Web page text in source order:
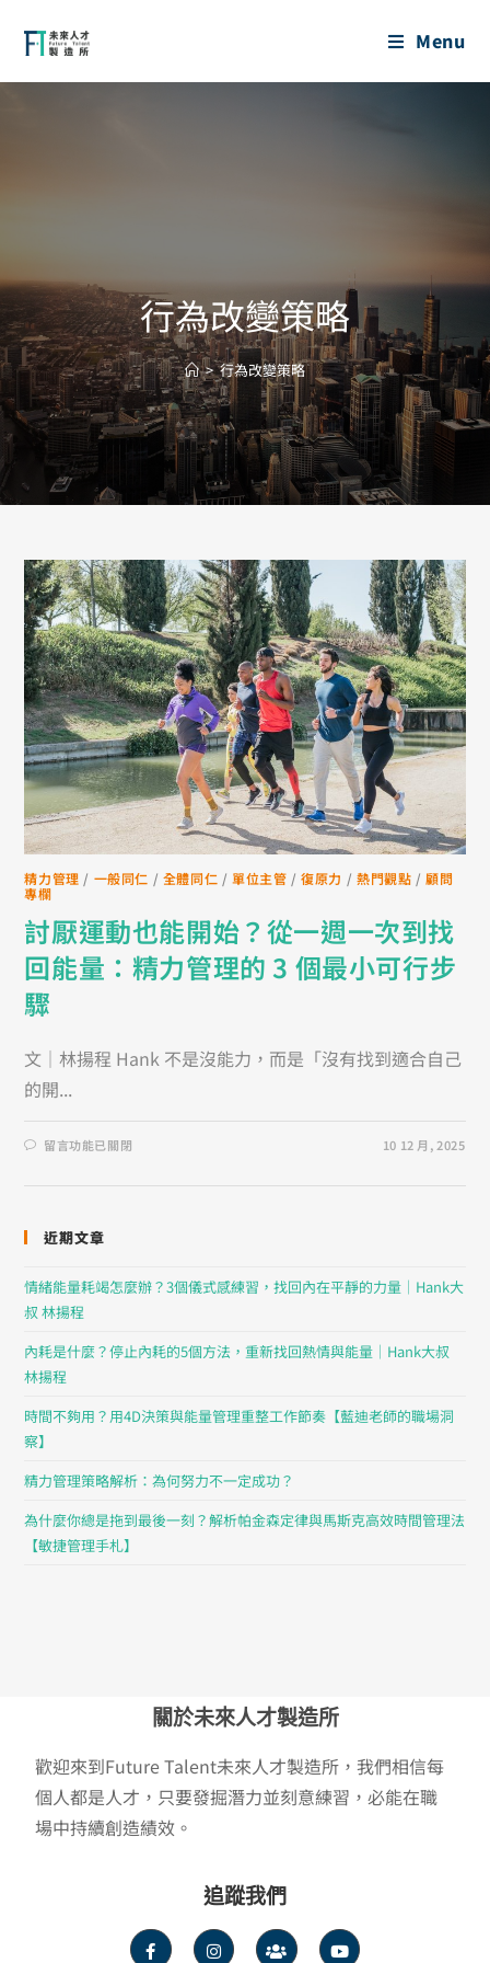
Menu
行為改變策略
> 行為改變策略
精力管理 / 一般同仁 / 全體同仁 /單位主管 /復原力 / 熱門觀點 /顧問
專欄
討厭運動也能開始？從一週一次到找
回能量：精力管理的 3 個最小可行步
驟
文｜林揚程 Hank 不是沒能力，而是「沒有找到適合自己
的開...
留言功能已關閉 10 12 月, 2025
近期文章
情緒能量耗竭怎麼辦？3個儀式感練習，找回內在平靜的力量｜Hank大
叔 林揚程
內耗是什麼？停止內耗的5個方法，重新找回熱情與能量｜Hank大叔
林揚程
時間不夠用？用4D決策與能量管理重整工作節奏【藍迪老師的職場洞
察】
精力管理策略解析：為何努力不一定成功？
為什麼你總是拖到最後一刻？解析帕金森定律與馬斯克高效時間管理法
【敏捷管理手札】
關於未來人才製造所
歡迎來到Future Talent未來人才製造所，我們相信每
個人都是人才，只要發掘潛力並刻意練習，必能在職
場中持續創造績效。
追蹤我們